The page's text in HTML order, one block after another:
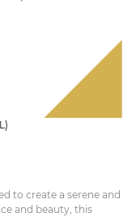
to create a serene and
and beauty, this